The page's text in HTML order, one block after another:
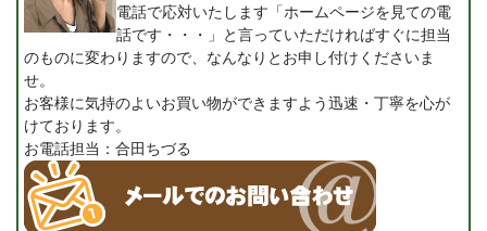
電話で応対いたします「ホームページを見ての電
話です・・・」と言っていただければすぐに担当
のものに変わりますので、なんなりとお申し付けくださいま
せ。
お客様に気持のよいお買い物ができますよう迅速・丁寧を心が
けております。
お電話担当：合田ちづる